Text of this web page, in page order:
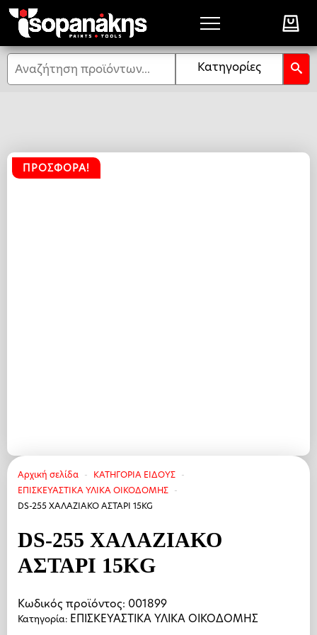
Αναζήτηση Κατηγορίες
ΠΡΟΣΦΟΡΆ!
Αρχική σελίδα
ΚΑΤΗΓΟΡΙΑ ΕΙΔΟΥΣ
ΕΠΙΣΚΕΥΑΣΤΙΚΑ ΥΛΙΚΑ ΟΙΚΟΔΟΜΗΣ
DS-255 ΧΑΛΑΖΙΑΚΟ ΑΣΤΑΡΙ 15KG
DS-255 ΧΑΛΑΖΙΑΚΟ
ΑΣΤΑΡΙ 15KG
Κωδικός προϊόντος: 001899
Κατηγορία: ΕΠΙΣΚΕΥΑΣΤΙΚΑ ΥΛΙΚΑ ΟΙΚΟΔΟΜΗΣ